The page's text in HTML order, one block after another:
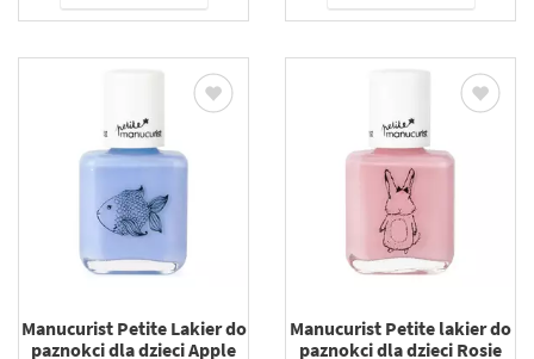
Manucurist Petite Lakier do
paznokci dla dzieci Apple
Manucurist Petite lakier do
paznokci dla dzieci Rosie